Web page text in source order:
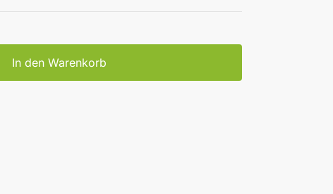
In den Warenkorb